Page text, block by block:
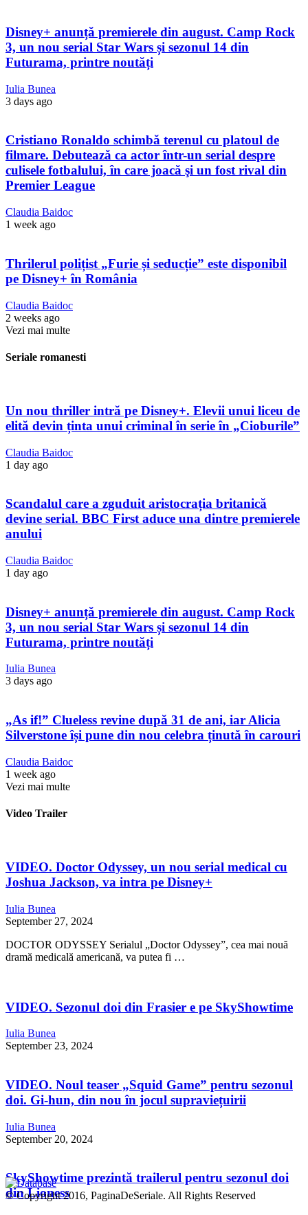
Disney+ anunță premierele din august. Camp Rock
3, un nou serial Star Wars și sezonul 14 din
Futurama, printre noutăți
Iulia Bunea
3 days ago
Cristiano Ronaldo schimbă terenul cu platoul de
filmare. Debutează ca actor într-un serial despre
culisele fotbalului, în care joacă şi un fost rival din
Premier League
Claudia Baidoc
1 week ago
Thrilerul polițist „Furie și seducție” este disponibil
pe Disney+ în România
Claudia Baidoc
2 weeks ago
Vezi mai multe
Seriale romanesti
Un nou thriller intră pe Disney+. Elevii unui liceu de
elită devin ținta unui criminal în serie în „Cioburile”
Claudia Baidoc
1 day ago
Scandalul care a zguduit aristocrația britanică
devine serial. BBC First aduce una dintre premierele
anului
Claudia Baidoc
1 day ago
Disney+ anunță premierele din august. Camp Rock
3, un nou serial Star Wars și sezonul 14 din
Futurama, printre noutăți
Iulia Bunea
3 days ago
„As if!” Clueless revine după 31 de ani, iar Alicia
Silverstone își pune din nou celebra ținută în carouri
Claudia Baidoc
1 week ago
Vezi mai multe
Video Trailer
VIDEO. Doctor Odyssey, un nou serial medical cu
Joshua Jackson, va intra pe Disney+
Iulia Bunea
September 27, 2024
DOCTOR ODYSSEY Serialul „Doctor Odyssey”, cea mai nouă
dramă medicală americană, va putea fi …
VIDEO. Sezonul doi din Frasier e pe SkyShowtime
Iulia Bunea
September 23, 2024
VIDEO. Noul teaser „Squid Game” pentru sezonul
doi. Gi-hun, din nou în jocul supraviețuirii
Iulia Bunea
September 20, 2024
SkyShowtime prezintă trailerul pentru sezonul doi
din Lioness
© Copyright 2016, PaginaDeSeriale. All Rights Reserved